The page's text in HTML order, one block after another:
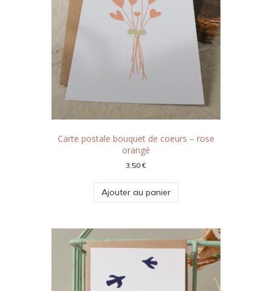
Carte postale bouquet de coeurs – rose
orangé
3,50€
Ajouter au panier